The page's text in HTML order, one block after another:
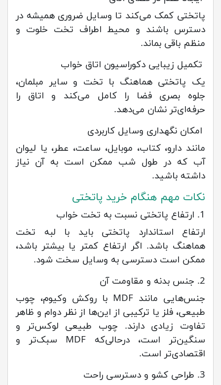
پاتختی کمک می‌کند تا وسایل ضروری همیشه در
دسترس باشند و محیط اطراف تخت خلوت و
منظم باقی بماند.
تکمیل زیبایی دکوراسیون اتاق خواب
یک پاتختی هماهنگ با تخت و سایر مبلمان،
جلوه بصری فضا را کامل می‌کند و اتاق را
حرفه‌ای‌تر نشان می‌دهد.
امکان نگهداری وسایل کاربردی
مانند دارو، کتاب، موبایل، ساعت، عطر، یا لیوان
آب که در طول شب ممکن است به آن نیاز
داشته باشید.
نکات مهم هنگام خرید پاتختی
1. ارتفاع پاتختی نسبت به تخت خواب
ارتفاع استاندارد پاتختی باید با لبه تخت
هماهنگ باشد. اگر ارتفاع کمتر یا بیشتر باشد،
ممکن است دسترسی به وسایل سخت شود.
2. جنس بدنه و مقاومت آن
جنس‌هایی مانند MDF با روکش وکیوم، چوب
طبیعی، فلز یا ترکیبی از این‌ها از نظر دوام و ظاهر
تفاوت زیادی دارند. چوب طبیعی لوکس‌تر و
سنگین‌تر است، درحالی‌که MDF سبک‌تر و
اقتصادی‌تر است.
3. طراحی کشو و دسترسی راحت